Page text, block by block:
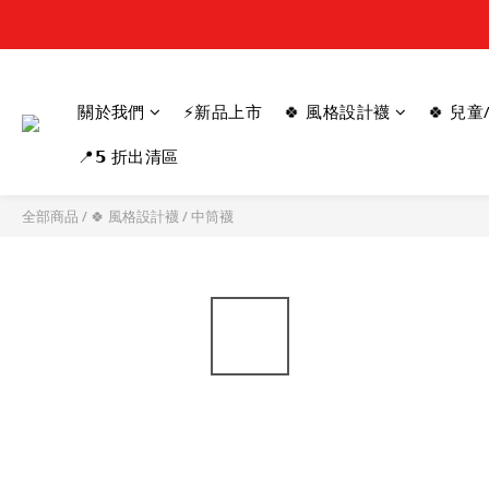
關於我們 ⚡新品上市 🍀 風格設計襪 🍀 兒
📍𝟱 折出清區
全部商品 / 🍀 風格設計襪 /中筒襪